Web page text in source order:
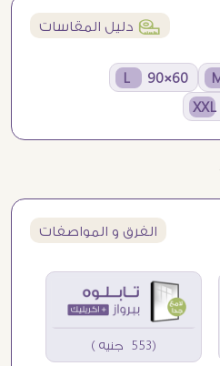
í دليل المقاسات
60×90 L
الفرق و المواصفات
(553 جنيه )